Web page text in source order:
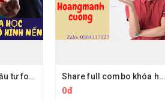
Top 6 khóa học đầu tư forex, đầu tư mô hình nến chất lượng tốt nhất hiện nay Share full combo khóa học topmax.edu.vn - Share trọn bộ khóa học của Hoàng Mạnh Cường Shopee
0đ